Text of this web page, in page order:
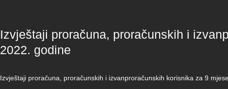
Izvještaji proračuna, proračunskih i
2022. godine
Izvještaji proračuna, proračunskih i izvanproračunskih korisnika za 9